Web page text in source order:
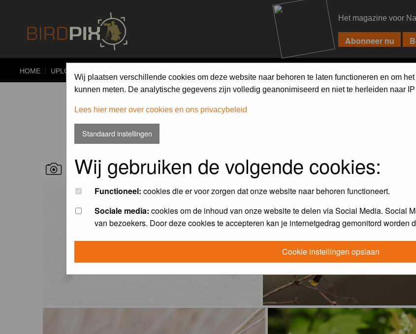
Het magazine voor
HOME UPLOAD
Wij plaatsen verschillende cookies om deze website naar behoren te laten functioneren en om
kunnen meten. De analytische gegevens zijn volledig geanonimiseerd en niet te herleiden naar
Lees hier meer over cookies en ons privacybeleid
Standaard instellingen
Wij gebruiken de volgende cookies:
Functioneel: cookies die er voor zorgen dat onze website naar behoren functioneert.
Sociale media: cookies om de inhoud van onze website te delen via Social Media. Social
van bezoekers. Door deze cookies te accepteren kan je internetgedrag gemonitord worden
Cookie instellingen opslaan
RECENT BIRD PICS